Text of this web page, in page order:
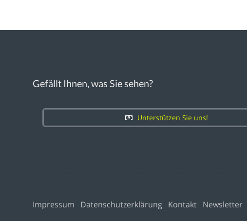
Gefällt Ihnen, was Sie sehen?
Unterstützen Sie uns!
Impressum Datenschutzerklärung Kontakt Newsletter